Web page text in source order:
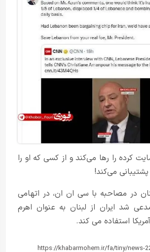
کرده را رها می‌کند و از کسی که او را
پشتیبانی می‌کند!
در مصاحبه با سی ان ان، در اتهامی
شد ایران از لبنان به عنوان اهرم
استفاده می کند.